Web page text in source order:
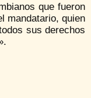
que fueron
mandatario, quien
sus derechos